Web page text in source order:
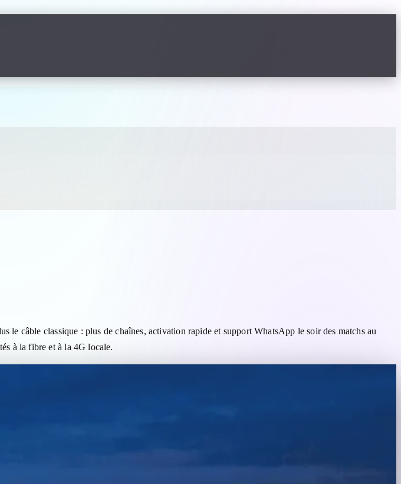
câble classique : plus de chaînes, activation rapide et support WhatsApp le soir des matchs au
à la fibre et à la 4G locale.